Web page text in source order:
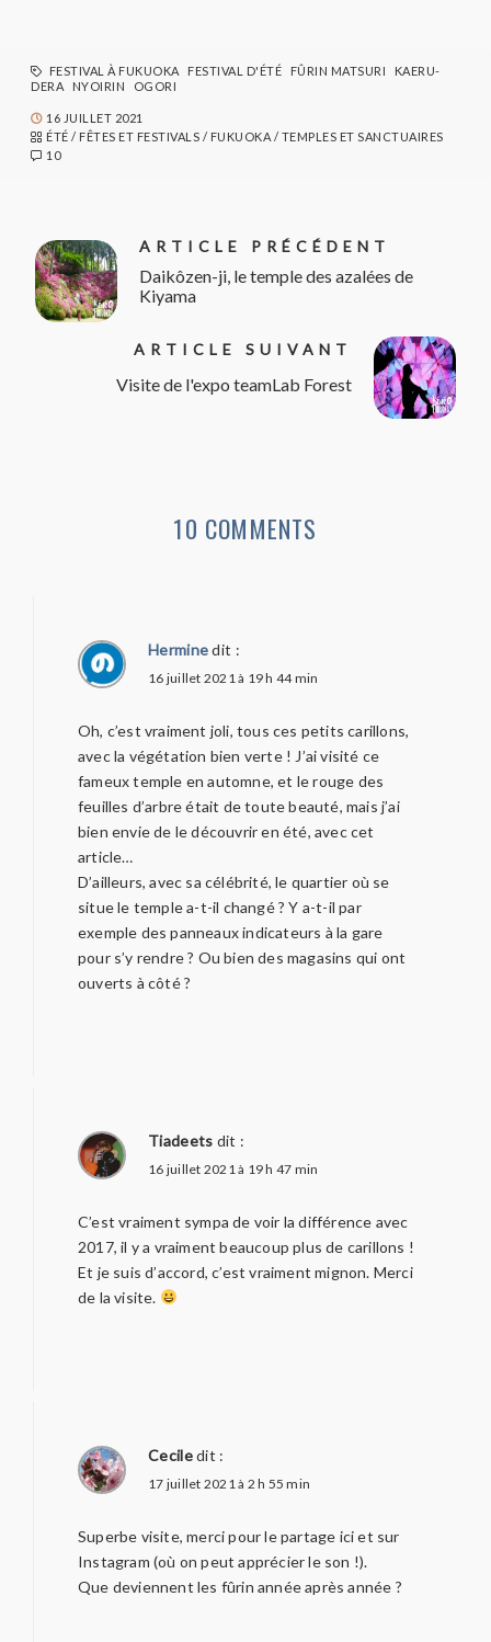
FESTIVAL À FUKUOKA FESTIVAL D'ÉTÉ FÛRIN MATSURI
KAERU-
DERA
NYOIRIN OGORI
16 JUILLET 2021
ÉTÉ / FÊTES ET FESTIVALS / FUKUOKA / TEMPLES ET SANCTUAIRES
10
ARTICLE PRÉCÉDENT
Daikôzen-ji, le temple des azalées de
Kiyama
ARTICLE SUIVANT
Visite de l'expo teamLab Forest
10 COMMENTS
Hermine dit :
16 juillet 2021 à 19 h 44 min
Oh, c’est vraiment joli, tous ces petits carillons,
avec la végétation bien verte ! J’ai visité ce
fameux temple en automne, et le rouge des
feuilles d’arbre était de toute beauté, mais j’ai
bien envie de le découvrir en été, avec cet
article…
D’ailleurs, avec sa célébrité, le quartier où se
situe le temple a-t-il changé ? Y a-t-il par
exemple des panneaux indicateurs à la gare
pour s’y rendre ? Ou bien des magasins qui ont
ouverts à côté ?
Tiadeets dit :
16 juillet 2021 à 19 h 47 min
C’est vraiment sympa de voir la différence avec
2017, il y a vraiment beaucoup plus de carillons !
Et je suis d’accord, c’est vraiment mignon. Merci
de la visite.
Ceciledit :
17 juillet 2021 à 2 h 55 min
Superbe visite, merci pour le partage ici et sur
Instagram (où on peut apprécier le son !).
Que deviennent les fûrin année après année ?